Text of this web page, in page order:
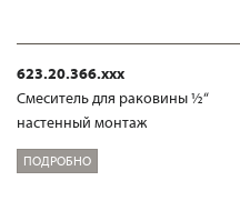
623.20.366.xxx
Смеситель для раковины ½“
настенный монтаж
ПОДРОБНО